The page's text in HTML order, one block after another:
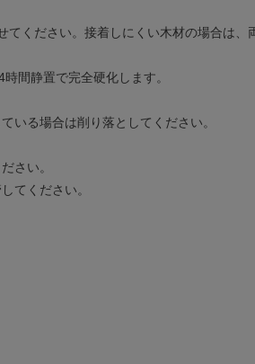
ください。接着しにくい木材の場合は、
間静置で完全硬化します。
いる場合は削り落としてください。
さい。
てください。